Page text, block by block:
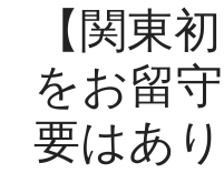
【関東
をお留
要はあ